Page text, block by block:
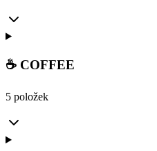
☕ COFFEE
5 položek